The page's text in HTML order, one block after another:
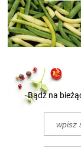
Bądź na